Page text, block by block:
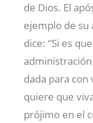
de Dios. El
ejemplo de su
dice: “Si es
dada para con
quiere que
prójimo en el